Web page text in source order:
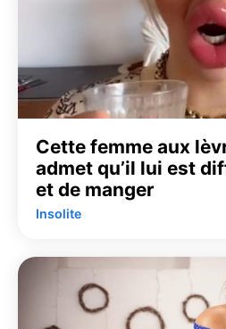
Cette femme aux
admet qu’il lui est
et de manger
Insolite